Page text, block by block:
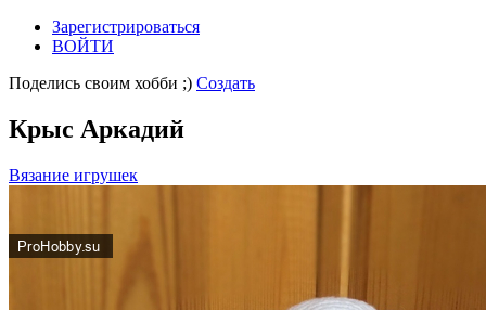
Зарегистрироваться
ВОЙТИ
Поделись своим хобби ;) Создать
Крыс Аркадий
Вязание игрушек